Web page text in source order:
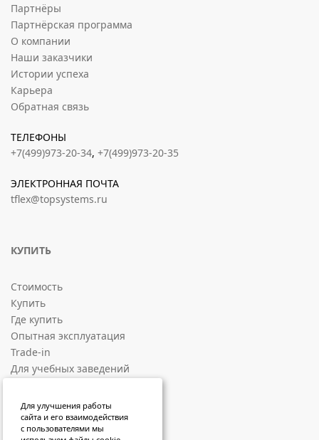
Партнёры
Партнёрская программа
О компании
Наши заказчики
Истории успеха
Карьера
Обратная связь
ТЕЛЕФОНЫ
+7(499)973-20-34, +7(499)973-20-35
ЭЛЕКТРОННАЯ ПОЧТА
tflex@topsystems.ru
КУПИТЬ
Стоимость
Купить
Где купить
Опытная эксплуатация
Trade-in
Для учебных заведений
СОЦИАЛЬНЫЕ ПЛОЩАДКИ
Для улучшения работы
сайта и его взаимодействия
с пользователями мы